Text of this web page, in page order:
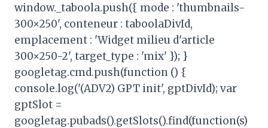
window._taboola.push({ mode : 'thumbnails-
300×250', conteneur : taboolaDivId,
emplacement : 'Widget milieu d'article
300×250-2', target_type : 'mix' }); }
googletag.cmd.push(function () {
console.log('(ADV2) GPT init', gptDivId); var
gptSlot =
googletag.pubads().getSlots().find(function(s)